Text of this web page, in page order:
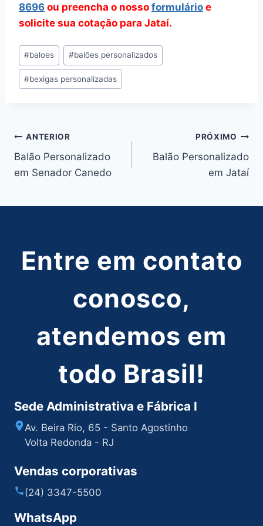
8696 ou preencha o nosso formulário e
solicite sua cotação para Jataí.
Tags
do
Post:
#baloes #balões personalizados
#bexigas personalizadas
Navegação
de
ANTERIOR
Balão Personalizado
em Senador Canedo
PRÓXIMO
Balão Personalizado
em Jataí
Entre em contato
conosco,
atendemos em
todo Brasil!
Sede Administrativa e Fábrica I
Av. Beira Rio, 65 - Santo Agostinho
Volta Redonda - RJ
Vendas corporativas
(24) 3347-5500
WhatsApp